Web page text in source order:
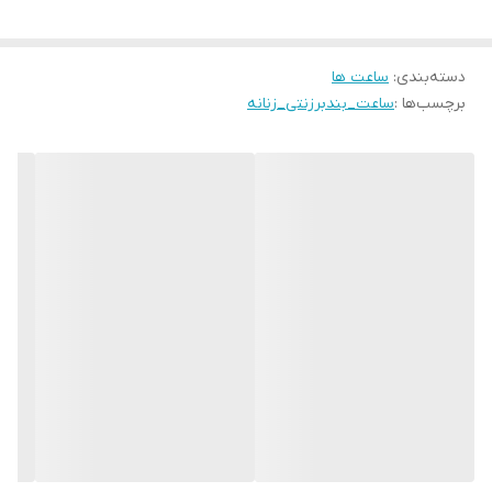
دسته‌بندی: ساعت ها
برچسب‌ها :ساعت_بندبرزنتی_زنانه